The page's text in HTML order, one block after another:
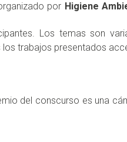
por Higiene
Los temas son
trabajos presentados
del conscurso es una